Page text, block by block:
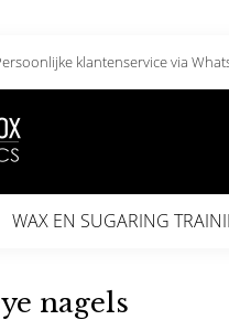
klantenservice via
WAX EN SUGARING
nagels